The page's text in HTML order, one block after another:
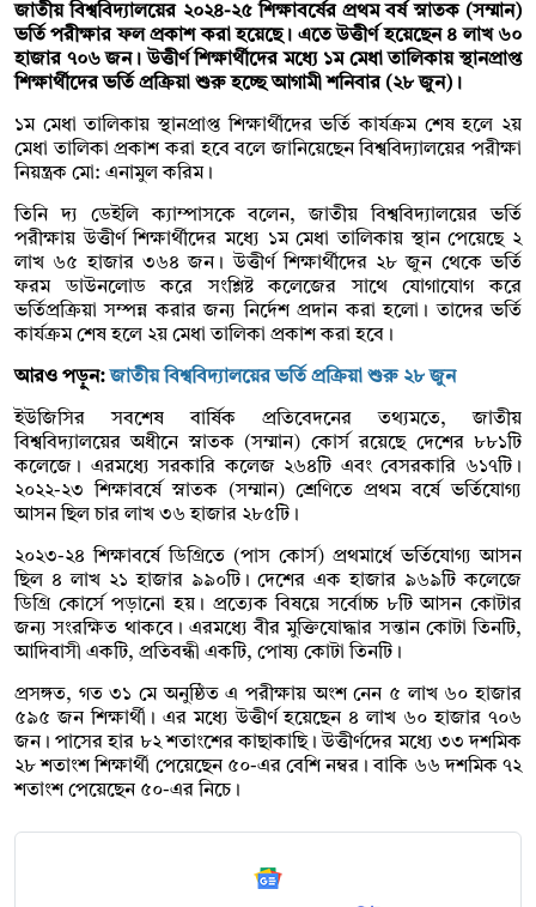
জাতীয় বিশ্ববিদ্যালয়ের ২০২৪-২৫ শিক্ষাবর্ষের প্রথম বর্ষ স্নাতক (সম্মান)
ভর্তি পরীক্ষার ফল প্রকাশ করা হয়েছে। এতে উত্তীর্ণ হয়েছেন ৪ লাখ ৬০
হাজার ৭০৬ জন। উত্তীর্ণ শিক্ষার্থীদের মধ্যে ১ম মেধা তালিকায় স্থানপ্রাপ্ত
শিক্ষার্থীদের ভর্তি প্রক্রিয়া শুরু হচ্ছে আগামী শনিবার (২৮ জুন)।
১ম মেধা তালিকায় স্থানপ্রাপ্ত শিক্ষার্থীদের ভর্তি কার্যক্রম শেষ হলে ২য়
মেধা তালিকা প্রকাশ করা হবে বলে জানিয়েছেন বিশ্ববিদ্যালয়ের পরীক্ষা
নিয়ন্ত্রক মো: এনামুল করিম।
তিনি দ্য ডেইলি ক্যাম্পাসকে বলেন, জাতীয় বিশ্ববিদ্যালয়ের ভর্তি
পরীক্ষায় উত্তীর্ণ শিক্ষার্থীদের মধ্যে ১ম মেধা তালিকায় স্থান পেয়েছে ২
লাখ ৬৫ হাজার ৩৬৪ জন। উত্তীর্ণ শিক্ষার্থীদের ২৮ জুন থেকে ভর্তি
ফরম ডাউনলোড করে সংশ্লিষ্ট কলেজের সাথে যোগাযোগ করে
ভর্তিপ্রক্রিয়া সম্পন্ন করার জন্য নির্দেশ প্রদান করা হলো। তাদের ভর্তি
কার্যক্রম শেষ হলে ২য় মেধা তালিকা প্রকাশ করা হবে।
আরও পড়ুন:জাতীয় বিশ্ববিদ্যালয়ের ভর্তি প্রক্রিয়া শুরু ২৮ জুন
ইউজিসির সবশেষ বার্ষিক প্রতিবেদনের তথ্যমতে, জাতীয়
বিশ্ববিদ্যালয়ের অধীনে স্নাতক (সম্মান) কোর্স রয়েছে দেশের ৮৮১টি
কলেজে। এরমধ্যে সরকারি কলেজ ২৬৪টি এবং বেসরকারি ৬১৭টি।
২০২২-২৩ শিক্ষাবর্ষে স্নাতক (সম্মান) শ্রেণিতে প্রথম বর্ষে ভর্তিযোগ্য
আসন ছিল চার লাখ ৩৬ হাজার ২৮৫টি।
২০২৩-২৪ শিক্ষাবর্ষে ডিগ্রিতে (পাস কোর্স) প্রথমার্ধে ভর্তিযোগ্য আসন
ছিল ৪ লাখ ২১ হাজার ৯৯০টি। দেশের এক হাজার ৯৬৯টি কলেজে
ডিগ্রি কোর্সে পড়ানো হয়। প্রত্যেক বিষয়ে সর্বোচ্চ ৮টি আসন কোটার
জন্য সংরক্ষিত থাকবে। এরমধ্যে বীর মুক্তিযোদ্ধার সন্তান কোটা তিনটি,
আদিবাসী একটি, প্রতিবন্ধী একটি, পোষ্য কোটা তিনটি।
প্রসঙ্গত, গত ৩১ মে অনুষ্ঠিত এ পরীক্ষায় অংশ নেন ৫ লাখ ৬০ হাজার
৫৯৫ জন শিক্ষার্থী। এর মধ্যে উত্তীর্ণ হয়েছেন ৪ লাখ ৬০ হাজার ৭০৬
জন। পাসের হার ৮২ শতাংশের কাছাকাছি। উত্তীর্ণদের মধ্যে ৩৩ দশমিক
২৮ শতাংশ শিক্ষার্থী পেয়েছেন ৫০-এর বেশি নম্বর। বাকি ৬৬ দশমিক ৭২
শতাংশ পেয়েছেন ৫০-এর নিচে।